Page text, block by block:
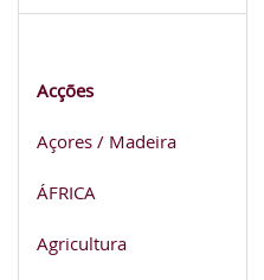
Acções
Açores / Madeira
ÁFRICA
Agricultura